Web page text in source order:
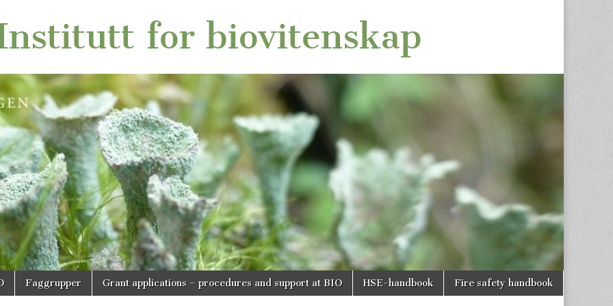
for biovitenskap
Faggrupper Grant applications – procedures and support at BIO HSE-handbook Fire safety handbook